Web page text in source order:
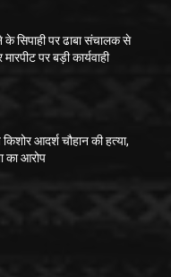
सिपाही पर ढाबा संचालक से
पर बड़ी कार्यवाही
आदर्श चौहान की हत्या,
का आरोप